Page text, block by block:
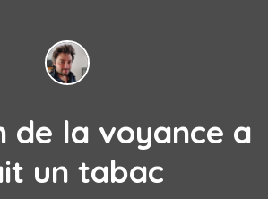
de la voyance a
un tabac